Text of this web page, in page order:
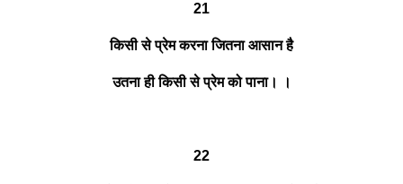
21
किसी से प्रेम करना जितना आसान है
उतना ही किसी से प्रेम को पाना। ।
22